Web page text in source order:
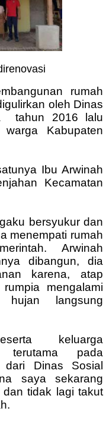
rumah
oleh Dinas
tahun 2016 lalu
Kabupaten
Ibu Arwinah
Kecamatan
bersyukur dan
menempati rumah
Arwinah
dibangun, dia
karena, atap
mengalami
hujan langsung
keluarga
terutama pada
dari Dinas Sosial
saya sekarang
tidak lagi takut